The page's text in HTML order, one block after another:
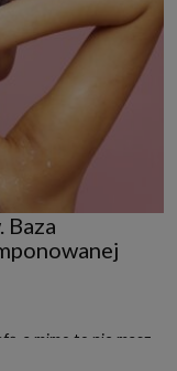
Baza
a mimo to nie masz
dzieje się dokładnie